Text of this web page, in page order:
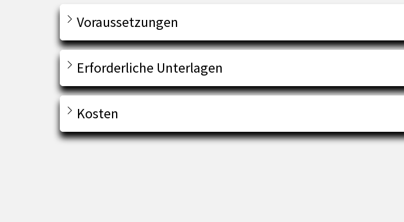
Voraussetzungen
Erforderliche Unterlagen
Kosten